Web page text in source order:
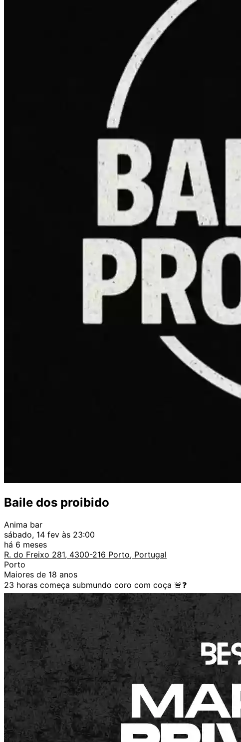
Baile dos proibido
Anima bar
sábado, 14 fev às 23:00
há 6 meses
R. do Freixo 281, 4300-216 Porto, Portugal
Porto
Maiores de 18 anos
23 horas começa submundo coro com coça 🚨❓